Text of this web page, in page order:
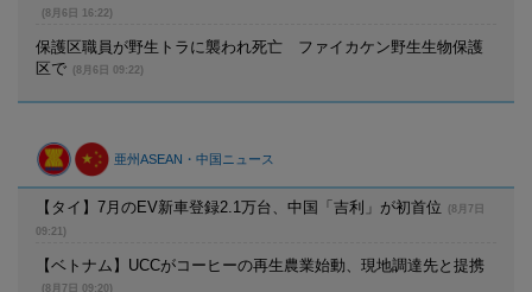
(8月6日 16:22)
保護区職員が野生トラに襲われ死亡 ファイカケン野生生物保護
区で
(8月6日 09:22)
亜州ASEAN・中国ニュース
【タイ】7月のEV新車登録2.1万台、中国「吉利」が初首位
(8月7日
09:21)
【ベトナム】UCCがコーヒーの再生農業始動、現地調達先と提携
(8月7日 09:20)